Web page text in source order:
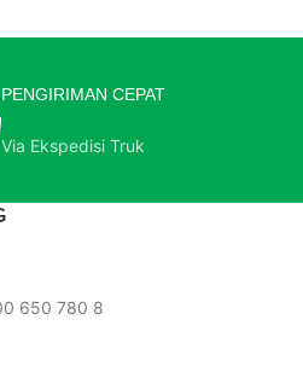
PENGIRIMAN CEPAT
Via Ekspedisi Truk
650 780 8